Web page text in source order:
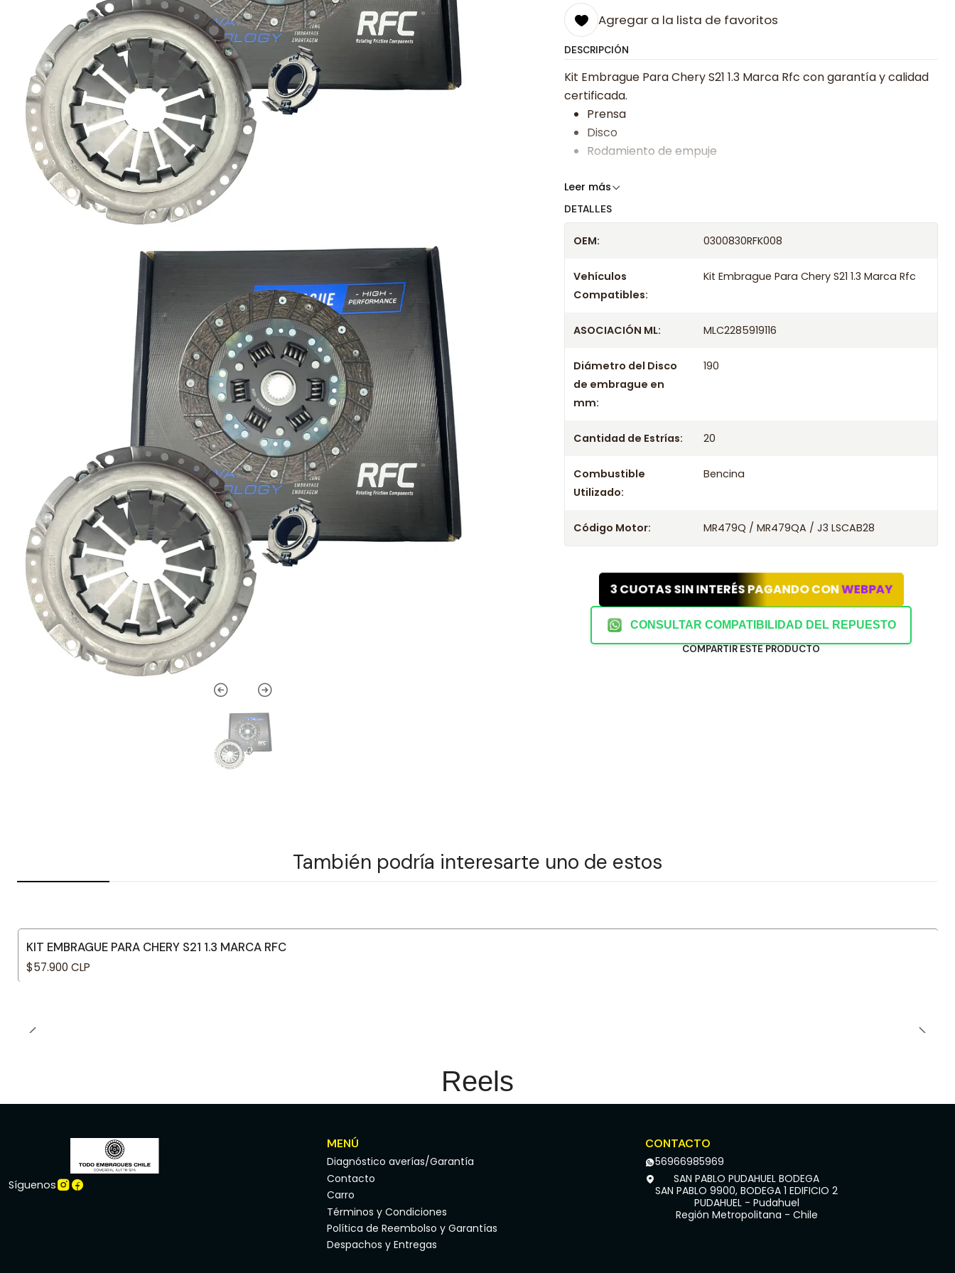
Agregar a la lista de favoritos
DESCRIPCIÓN
Kit Embrague Para Chery S21 1.3 Marca Rfc con garantía y calidad
certificada.
Prensa
Disco
Rodamiento de empuje
Somos especialistas en embragues desde 2019, ofreciendo precios
confirmación.
Leer más
DETALLES
OEM: 0300830RFK008
Vehículos
Compatibles:
Kit Embrague Para Chery S21 1.3 Marca Rfc
ASOCIACIÓN ML: MLC2285919116
Diámetro del Disco
de embrague en
mm:
190
Cantidad de Estrías: 20
Combustible
Utilizado:
Bencina
Código Motor: MR479Q / MR479QA / J3 LSCAB28
3 CUOTAS SIN INTERÉS PAGANDO CONWEBPAY
CONSULTAR COMPATIBILIDAD DEL REPUESTO
COMPARTIR ESTE PRODUCTO
También podría interesarte uno de estos
KIT EMBRAGUE PARA CHERY S21 1.3 MARCA RFC
$57.900 CLP
Reels
Síguenos
MENÚ
Diagnóstico averías/Garantía
Contacto
Carro
Términos y Condiciones
Política de Reembolso y Garantías
Despachos y Entregas
CONTACTO
56966985969
SAN PABLO PUDAHUEL BODEGA
SAN PABLO 9900, BODEGA 1 EDIFICIO 2
PUDAHUEL - Pudahuel
Región Metropolitana - Chile